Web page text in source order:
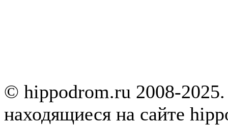
© hippodrom.ru 2008-
находящиеся на сайте